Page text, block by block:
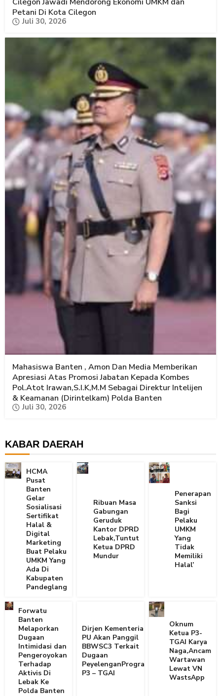
Petani Di Kota Cilegon
Juli 30, 2026
Mahasiswa Banten , Amon Dan Media Memberikan
Apresiasi Atas Promosi Jabatan Kepada Kombes
Pol.Atot Irawan,S.I.K,M.M Sebagai Direktur Intelijen
& Keamanan (Dirintelkam) Polda Banten
Juli 30, 2026
KABAR DAERAH
HCMA
Pusat
Banten
Gelar
Sosialisasi
Sertifikat
Halal &
Digital
Marketing
Buat Pelaku
UMKM Yang
Ada Di
Kabupaten
Pandeglang
Ribuan Masa
Gabungan
Geruduk
Kantor DPRD
Lebak,Tuntut
Ketua DPRD
Mundur
Penerapan
Sanksi
Bagi
Pelaku
UMKM
Yang
Tidak
Memiliki
Halal’
Forwatu
Banten
Melaporkan
Dugaan
Intimidasi dan
Pengeroyokan
Terhadap
Aktivis Di
Lebak Ke
Polda Banten
Dirjen Kementerian
PU Akan Panggil
BBWSC3 Terkait
Dugaan
PeyelenganProgram
P3 – TGAI
Oknum
Ketua P3-
TGAI Karya
Naga,Ancam
Wartawan
Lewat VN
WastsApp